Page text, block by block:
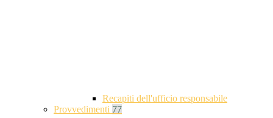
Recapiti dell'ufficio responsabile
Provvedimenti 77